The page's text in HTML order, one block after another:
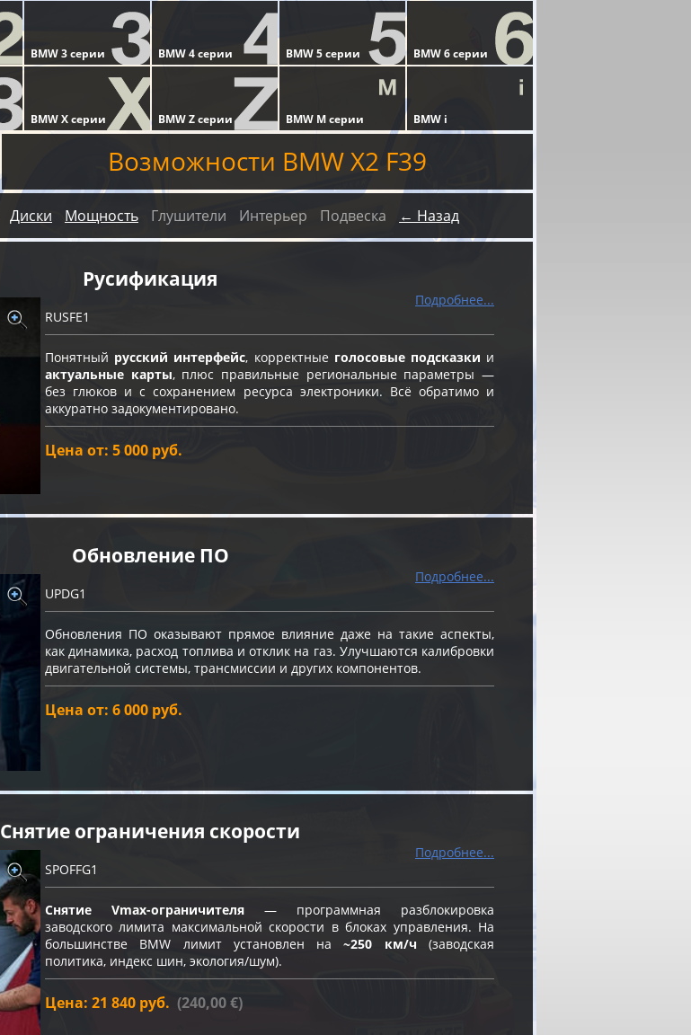
Возможности BMW X2 F39
Диски Мощность Глушители Интерьер Подвеска ← Назад
Русификация
Подробнее...
RUSFE1
Понятный русский интерфейс, корректные голосовые подсказки и
актуальные карты, плюс правильные региональные параметры —
без глюков и с сохранением ресурса электроники. Всё обратимо и
аккуратно задокументировано.
Цена от: 5 000 руб.
Обновление ПО
Подробнее...
UPDG1
Обновления ПО оказывают прямое влияние даже на такие аспекты,
как динамика, расход топлива и отклик на газ. Улучшаются калибровки
двигательной системы, трансмиссии и других компонентов.
Цена от: 6 000 руб.
Снятие ограничения скорости
Подробнее...
SPOFFG1
Снятие Vmax-ограничителя — программная разблокировка
заводского лимита максимальной скорости в блоках управления. На
большинстве BMW лимит установлен на~250 км/ч (заводская
политика, индекс шин, экология/шум).
Цена: 21 840 руб. (240,00 €)